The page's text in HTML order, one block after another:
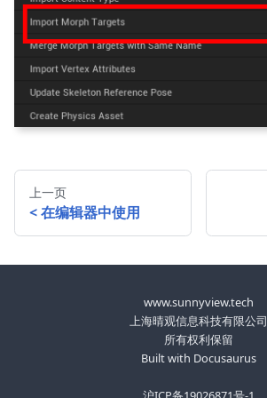
上一页
在编辑器中使用
www.sunnyview.tech
上海晴观信息科技有限公司
所有权利保留
Built with Docusaurus